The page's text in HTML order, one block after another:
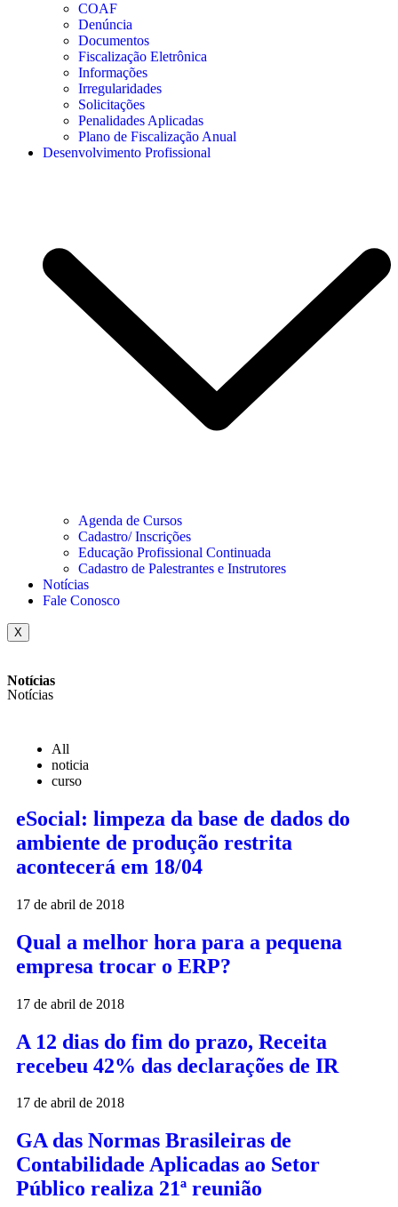
COAF
Denúncia
Documentos
Fiscalização Eletrônica
Informações
Irregularidades
Solicitações
Penalidades Aplicadas
Plano de Fiscalização Anual
Desenvolvimento Profissional
Agenda de Cursos
Cadastro/ Inscrições
Educação Profissional Continuada
Cadastro de Palestrantes e Instrutores
Notícias
Fale Conosco
X
Notícias
Notícias
All
noticia
curso
eSocial: limpeza da base de dados do
ambiente de produção restrita
acontecerá em 18/04
17 de abril de 2018
Qual a melhor hora para a pequena
empresa trocar o ERP?
17 de abril de 2018
A 12 dias do fim do prazo, Receita
recebeu 42% das declarações de IR
17 de abril de 2018
GA das Normas Brasileiras de
Contabilidade Aplicadas ao Setor
Público realiza 21ª reunião